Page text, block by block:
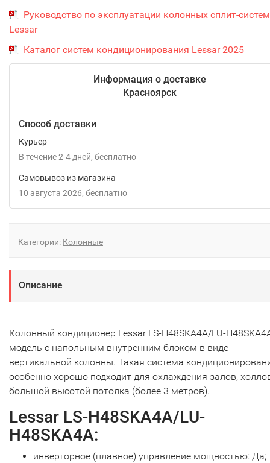
Руководство по эксплуатации колонных сплит-систем
Lessar
Каталог систем кондиционирования Lessar 2025
Информация о доставке
Красноярск
Способ доставки
Курьер
В течение2-4 дней Бесплатно
Самовывоз из магазина
10 августа 2026
Бесплатно
Категории: Колонные
Описание
Колонный кондиционер Lessar LS-H48SKA4A/LU-
модель c напольным внутренним блоком в виде
вертикальной колонны. Такая система
особенно хорошо подходит для охлаждения залов,
большой высотой потолка (более 3 метров).
Lessar LS-H48SKA4A/LU-
H48SKA4A:
инверторное (плавное) управление мощностью: Да;